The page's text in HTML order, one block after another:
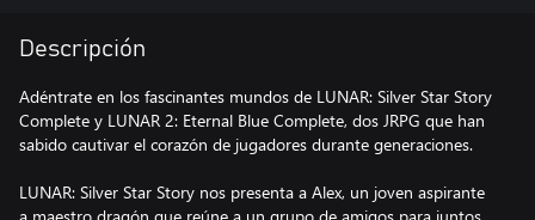
Descripción
Adéntrate en los fascinantes mundos de LUNAR: Silver Star Story
Complete y LUNAR 2: Eternal Blue Complete, dos JRPG que han
sabido cautivar el corazón de jugadores durante generaciones.
LUNAR: Silver Star Story nos presenta a Alex, un joven aspirante